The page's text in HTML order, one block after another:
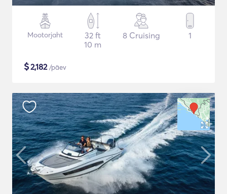
Mootorjaht
32 ft
10 m
8 Cruising 1
$2,182/päev